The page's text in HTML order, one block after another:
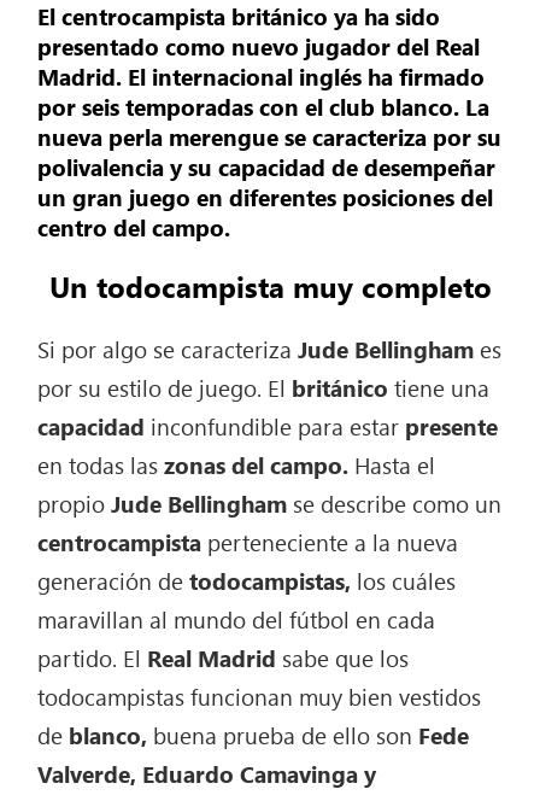
El centrocampista británico ya ha sido
presentado como nuevo jugador del Real
Madrid. El internacional inglés ha firmado
por seis temporadas con el club blanco. La
nueva perla merengue se caracteriza por su
polivalencia y su capacidad de desempeñar
un gran juego en diferentes posiciones del
centro del campo.
Un todocampista muy completo
Si por algo se caracterizaJude Bellingham es
por su estilo de juego. El británico tiene una
capacidad inconfundible para estar presente
en todas laszonas del campo. Hasta el
propioJude Bellingham se describe como un
centrocampista perteneciente a la nueva
generación detodocampistas, los cuáles
maravillan al mundo del fútbol en cada
partido. El Real Madrid sabe que los
todocampistas funcionan muy bien vestidos
de blanco, buena prueba de ello son Fede
Valverde, Eduardo Camavinga y